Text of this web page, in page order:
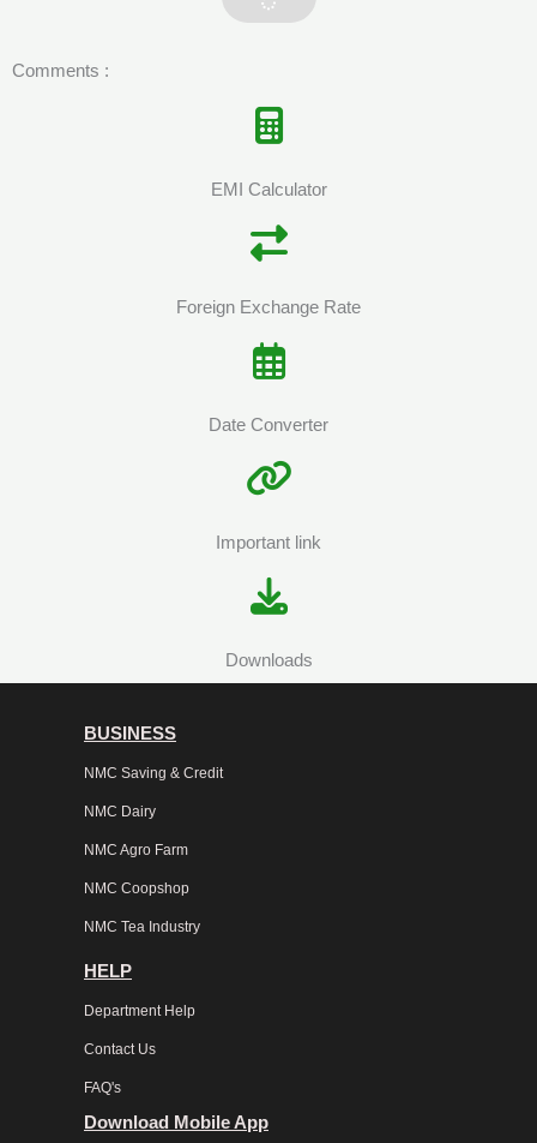
Comments :
EMI Calculator
Foreign Exchange Rate
Date Converter
Important link
Downloads
BUSINESS
NMC Saving & Credit
NMC Dairy
NMC Agro Farm
NMC Coopshop
NMC Tea Industry
HELP
Department Help
Contact Us
FAQ's
Download Mobile App